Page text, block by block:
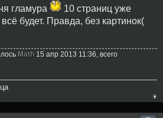
гламура
10 страниц уже
будет. Правда, без картинок(
Math15 апр 2013 11:36, всего